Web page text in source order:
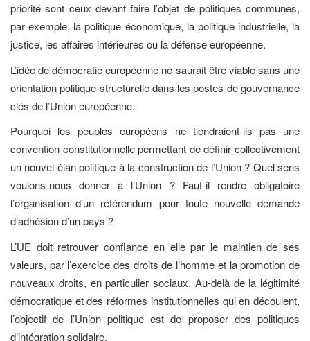
priorité sont ceux devant faire l’objet de politiques communes,
par exemple, la politique économique, la politique industrielle, la
justice, les affaires intérieures ou la défense européenne.
L’idée de démocratie européenne ne saurait être viable sans une
orientation politique structurelle dans les postes de gouvernance
clés de l’Union européenne.
Pourquoi les peuples européens ne tiendraient-ils pas une
convention constitutionnelle permettant de définir collectivement
un nouvel élan politique à la construction de l’Union ? Quel sens
voulons-nous donner à l’Union ? Faut-il rendre obligatoire
l’organisation d’un référendum pour toute nouvelle demande
d’adhésion d’un pays ?
L’UE doit retrouver confiance en elle par le maintien de ses
valeurs, par l’exercice des droits de l’homme et la promotion de
nouveaux droits, en particulier sociaux. Au-delà de la légitimité
démocratique et des réformes institutionnelles qui en découlent,
l’objectif de l’Union politique est de proposer des politiques
d’intégration solidaire.